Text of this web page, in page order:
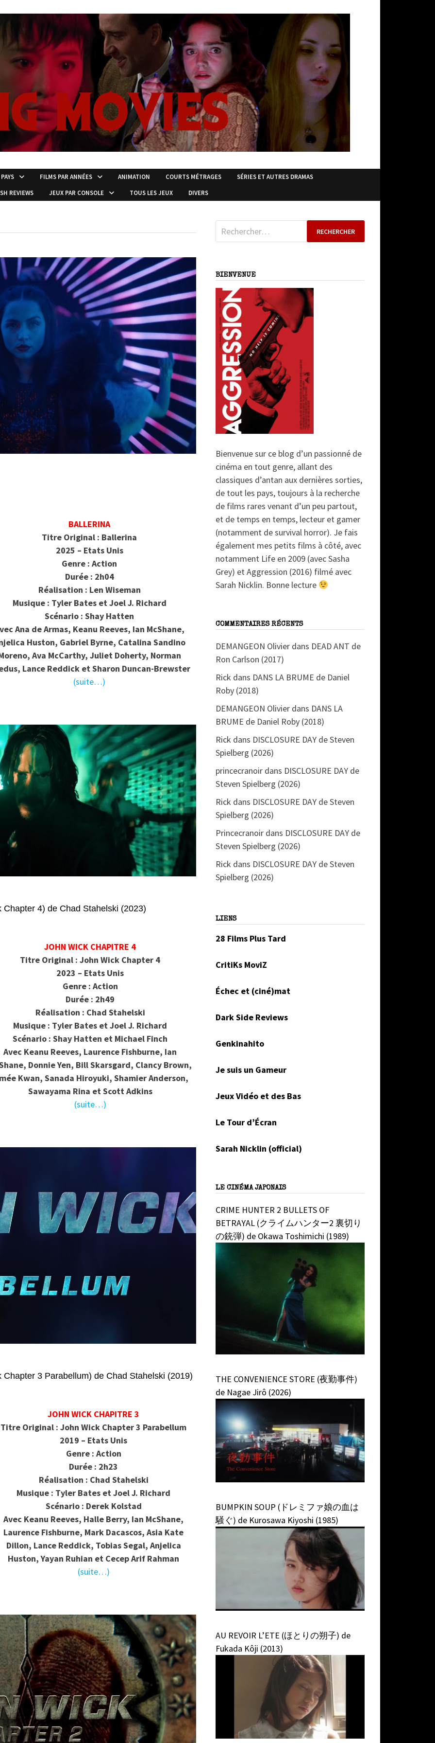
FILMS PAR ANNÉES ANIMATION COURTS MÉTRAGES
SÉRIES ET AUTRES DRAMAS
REVIEWS
JEUX PAR CONSOLE TOUS LES JEUX DIVERS
BALLERINA
Titre Original : Ballerina
2025 – Etats Unis
Genre : Action
Durée : 2h04
Réalisation : Len Wiseman
Musique : Tyler Bates et Joel J. Richard
Scénario : Shay Hatten
Ana de Armas, Keanu Reeves, Ian McShane,
Huston, Gabriel Byrne, Catalina Sandino
Ava McCarthy, Juliet Doherty, Norman
Lance Reddick et Sharon Duncan-Brewster
(suite…)
4) de Chad Stahelski (2023)
JOHN WICK CHAPITRE 4
Titre Original : John Wick Chapter 4
2023 – Etats Unis
Genre : Action
Durée : 2h49
Réalisation : Chad Stahelski
Musique : Tyler Bates et Joel J. Richard
Scénario : Shay Hatten et Michael Finch
Avec Keanu Reeves, Laurence Fishburne, Ian
Donnie Yen, Bill Skarsgard, Clancy Brown,
Kwan, Sanada Hiroyuki, Shamier Anderson,
Sawayama Rina et Scott Adkins
(suite…)
3 Parabellum) de Chad Stahelski (2019)
JOHN WICK CHAPITRE 3
Titre Original : John Wick Chapter 3 Parabellum
2019 – Etats Unis
Genre : Action
Durée : 2h23
Réalisation : Chad Stahelski
Musique : Tyler Bates et Joel J. Richard
Scénario : Derek Kolstad
Avec Keanu Reeves, Halle Berry, Ian McShane,
Laurence Fishburne, Mark Dacascos, Asia Kate
Dillon, Lance Reddick, Tobias Segal, Anjelica
Huston, Yayan Ruhian et Cecep Arif Rahman
(suite…)
Rechercher :
BIENVENUE
Bienvenue sur ce blog d’un passionné de
cinéma en tout genre, allant des
classiques d’antan aux dernières sorties,
de tout les pays, toujours à la recherche
de films rares venant d’un peu partout,
et de temps en temps, lecteur et gamer
(notamment de survival horror). Je fais
également mes petits films à côté, avec
notamment Life en 2009 (avec Sasha
Grey) et Aggression (2016) filmé avec
Sarah Nicklin. Bonne lecture
COMMENTAIRES RÉCENTS
DEMANGEON Olivier dans DEAD ANT de
Ron Carlson (2017)
Rick dans DANS LA BRUME de Daniel
Roby (2018)
DEMANGEON Olivier dans DANS LA
BRUME de Daniel Roby (2018)
Rick dans DISCLOSURE DAY de Steven
Spielberg (2026)
princecranoir dans DISCLOSURE DAY de
Steven Spielberg (2026)
Rick dans DISCLOSURE DAY de Steven
Spielberg (2026)
Princecranoir dans DISCLOSURE DAY de
Steven Spielberg (2026)
Rick dans DISCLOSURE DAY de Steven
Spielberg (2026)
LIENS
28 Films Plus Tard
CritiKs MoviZ
Échec et (ciné)mat
Dark Side Reviews
Genkinahito
Je suis un Gameur
Jeux Vidéo et des Bas
Le Tour d’Écran
Sarah Nicklin (official)
LE CINÉMA JAPONAIS
CRIME HUNTER 2 BULLETS OF
BETRAYAL (クライムハンター2 裏切り
の銃弾) de Okawa Toshimichi (1989)
THE CONVENIENCE STORE (夜勤事件)
de Nagae Jirô (2026)
BUMPKIN SOUP (ドレミファ娘の血は
騒ぐ) de Kurosawa Kiyoshi (1985)
AU REVOIR L’ETE (ほとりの朔子) de
Fukada Kôji (2013)